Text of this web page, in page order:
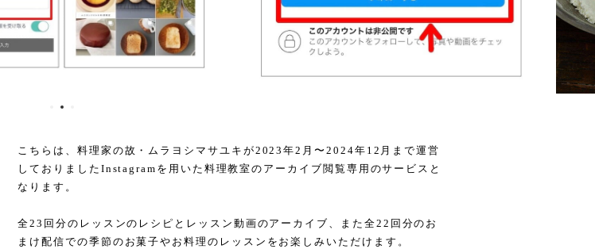
こちらは、料理家の故・ムラヨシマサユキが2023年2月〜2024年12月まで運営
しておりましたInstagramを用いた料理教室のアーカイブ閲覧専用のサービスと
なります。
全23回分のレッスンのレシピとレッスン動画のアーカイブ、また全22回分のお
まけ配信での季節のお菓子やお料理のレッスンをお楽しみいただけます。